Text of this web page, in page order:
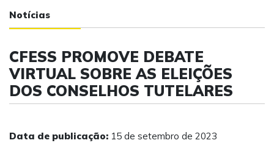
Notícias
CFESS PROMOVE DEBATE
VIRTUAL SOBRE AS ELEIÇÕES
DOS CONSELHOS TUTELARES
Data de publicação: 15 de setembro de 2023